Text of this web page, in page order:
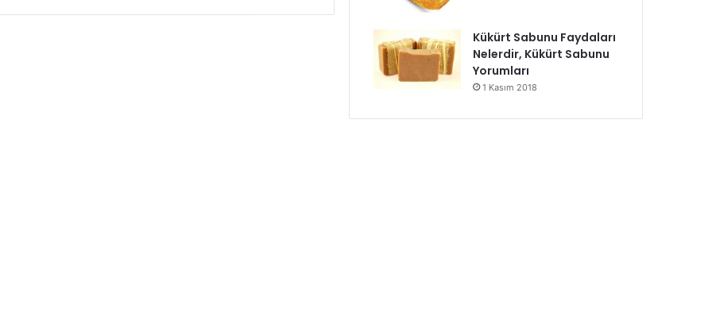
Kükürt Sabunu Faydaları
Nelerdir, Kükürt Sabunu
Yorumları
1 Kasım 2018